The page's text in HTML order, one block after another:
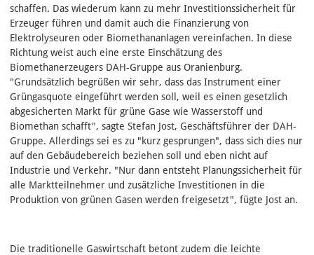
schaffen. Das wiederum kann zu mehr Investitionssicherheit für
Erzeuger führen und damit auch die Finanzierung von
Elektrolyseuren oder Biomethananlagen vereinfachen. In diese
Richtung weist auch eine erste Einschätzung des
Biomethanerzeugers DAH-Gruppe aus Oranienburg.
"Grundsätzlich begrüßen wir sehr, dass das Instrument einer
Grüngasquote eingeführt werden soll, weil es einen gesetzlich
abgesicherten Markt für grüne Gase wie Wasserstoff und
Biomethan schafft", sagte Stefan Jost, Geschäftsführer der DAH-
Gruppe. Allerdings sei es zu "kurz gesprungen", dass sich dies nur
auf den Gebäudebereich beziehen soll und eben nicht auf
Industrie und Verkehr. "Nur dann entsteht Planungssicherheit für
alle Marktteilnehmer und zusätzliche Investitionen in die
Produktion von grünen Gasen werden freigesetzt", fügte Jost an.
Die traditionelle Gaswirtschaft betont zudem die leichte